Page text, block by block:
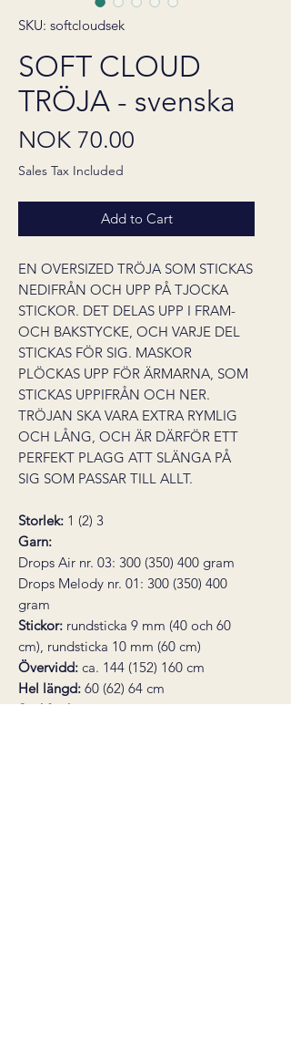
SKU: softcloudsek
SOFT CLOUD
TRÖJA - svenska
NOK 70.00
Sales Tax Included
Add to Cart
EN OVERSIZED TRÖJA SOM STICKAS
NEDIFRÅN OCH UPP PÅ TJOCKA
STICKOR. DET DELAS UPP I FRAM-
OCH BAKSTYCKE, OCH VARJE DEL
STICKAS FÖR SIG. MASKOR
PLÖCKAS UPP FÖR ÄRMARNA, SOM
STICKAS UPPIFRÅN OCH NER.
TRÖJAN SKA VARA EXTRA RYMLIG
OCH LÅNG, OCH ÄR DÄRFÖR ETT
PERFEKT PLAGG ATT SLÄNGA PÅ
SIG SOM PASSAR TILL ALLT.
Storlek: 1 (2) 3
Garn:
Drops Air nr. 03: 300 (350) 400 gram
Drops Melody nr. 01: 300 (350) 400
gram
Stickor: rundsticka 9 mm (40 och 60
cm), rundsticka 10 mm (60 cm)
Övervidd: ca. 144 (152) 160 cm
Hel längd: 60 (62) 64 cm
Stickfasthet:9 maskor slätstickning i